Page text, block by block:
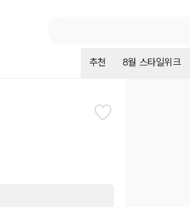
추천 8월 스타일위크